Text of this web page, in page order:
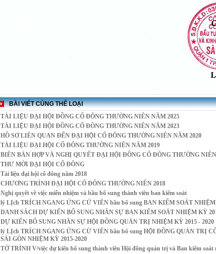
BÀI VIẾT CÙNG THỂ LOẠI
TÀI LIỆU ĐẠI HỘI ĐỒNG CỔ ĐÔNG THƯỜNG NIÊN NĂM 2025
TÀI LIỆU ĐẠI HỘI ĐỒNG CỔ ĐÔNG THƯỜNG NIÊN NĂM 2023
HỒ SƠ LIÊN QUAN ĐẾN ĐẠI HỘI CỔ ĐÔNG THƯỜNG NIÊN NĂM 2020
TÀI LIỆU ĐẠI HỘI CỔ ĐÔNG THƯỜNG NIÊN NĂM 2019
BIÊN BẢN HỢP VÀ NGHỊ QUYẾT ĐẠI HỘI ĐỒNG CỔ ĐÔNG THƯỜNG
THƯ MỜI ĐẠI HỘI CỔ ĐÔNG
Tài liệu đại hội cổ đông năm 2018
CHƯƠNG TRÌNH ĐẠI HỘI CỔ ĐÔNG THƯỜNG NIÊN 2018
Nghị quyết về việc miễn nhiệm và bầu bổ sung thành viên ban kiểm soát
lý LỊch TRÍCH NGANG ỨNG CỬ VIÊN bầu bổ sung BAN KIỂM SOÁT NHIỆM
DANH SÁCH DỰ KIẾN BỔ SUNG NHÂN SỰ BAN KIỂM SOÁT NHIỆM KỲ
DỰ KIẾN BỔ SUNG NHÂN SỰ HỘI ĐỒNG QUẢN TRỊ NHIỆM KỲ 2015 - 2020
lý LỊch TRÍCH NGANG ỨNG CỬ VIÊN bầu bổ sung HỘI ĐỒNG QUẢN TRỊ
SÀI GÒN NHIỆM KỲ 2015-2020
TỜ TRÌNH V/việc dự kiến bổ sung thành viên Hội đồng quản trị và Ban kiểm soát